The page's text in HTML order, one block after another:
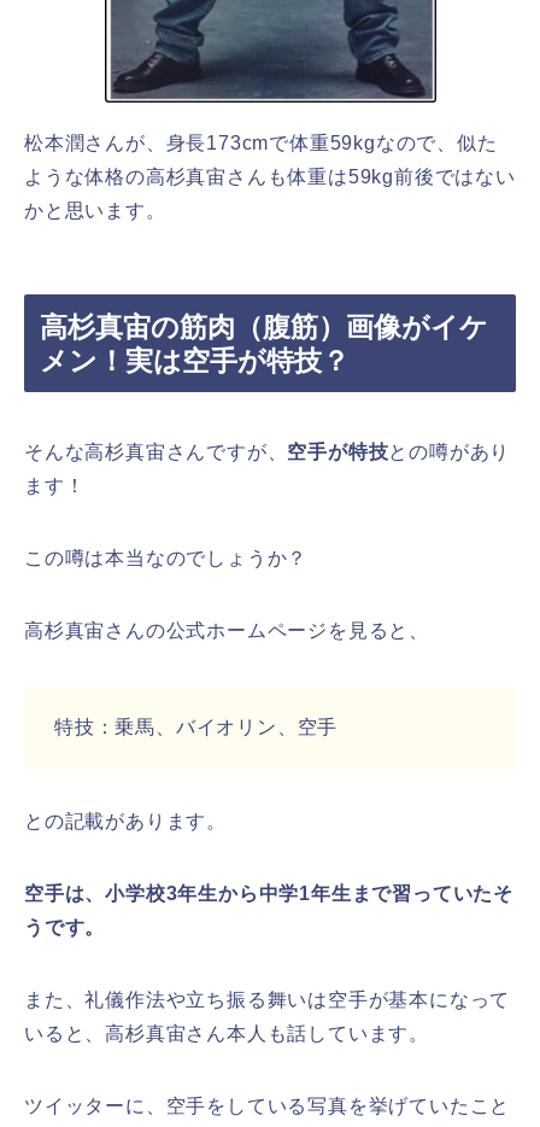
松本潤さんが、身長173cmで体重59kgなので、似た
ような体格の高杉真宙さんも体重は59kg前後ではない
かと思います。
高杉真宙の筋肉（腹筋）画像がイケ
メン！実は空手が特技？
そんな高杉真宙さんですが、 空手が特技との噂があり
ます！
この噂は本当なのでしょうか？
高杉真宙さんの公式ホームページを見ると、
特技：乗馬、バイオリン、空手
との記載があります。
空手は、小学校3年生から中学1年生まで習っていたそ
うです。
また、礼儀作法や立ち振る舞いは空手が基本になって
いると、高杉真宙さん本人も話しています。
ツイッターに、空手をしている写真を挙げていたこと